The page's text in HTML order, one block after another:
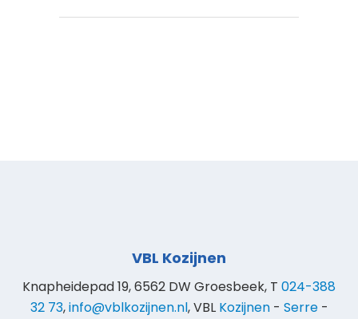
VBL Kozijnen
Knapheidepad 19, 6562 DW Groesbeek, T 024-388
32 73,info@vblkozijnen.nl, VBL Kozijnen- Serre-